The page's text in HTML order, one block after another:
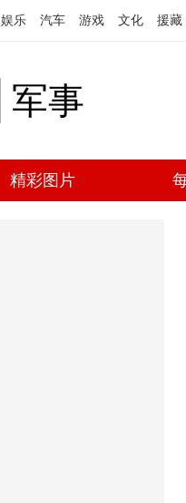
娱乐 汽车 游戏 文化 援藏
军事
精彩图片